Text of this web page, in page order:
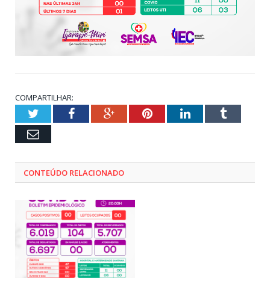
COMPARTILHAR:
TwitterFacebookGoogle+PinterestLinkedInTumblr
Email
CONTEÚDO RELACIONADO